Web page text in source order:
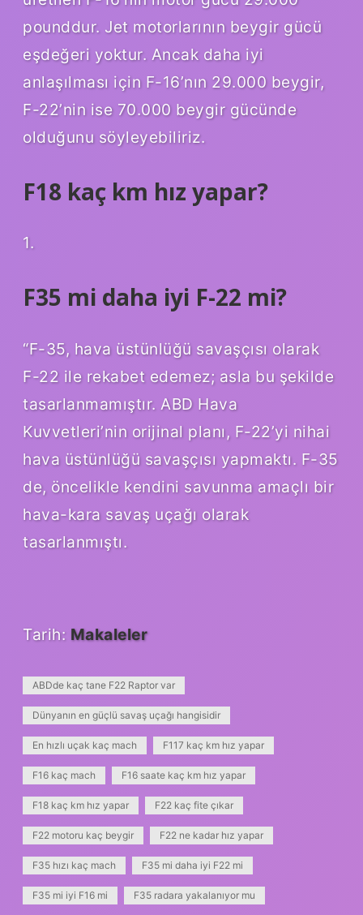
pounddur. Jet motorlarının beygir gücü
eşdeğeri yoktur. Ancak daha iyi
anlaşılması için F-16’nın 29.000 beygir,
F-22’nin ise 70.000 beygir gücünde
olduğunu söyleyebiliriz.
F18 kaç km hız yapar?
1.
F35 mi daha iyi F-22 mi?
“F-35, hava üstünlüğü savaşçısı olarak
F-22 ile rekabet edemez; asla bu şekilde
tasarlanmamıştır. ABD Hava
Kuvvetleri’nin orijinal planı, F-22’yi nihai
hava üstünlüğü savaşçısı yapmaktı. F-35
de, öncelikle kendini savunma amaçlı bir
hava-kara savaş uçağı olarak
tasarlanmıştı.
Tarih: Makaleler
ABDde kaç tane F22 Raptor var
Dünyanın en güçlü savaş uçağı hangisidir
En hızlı uçak kaç mach F117 kaç km hız yapar
F16 kaç mach F16 saate kaç km hız yapar
F18 kaç km hız yapar F22 kaç fite çıkar
F22 motoru kaç beygir F22 ne kadar hız yapar
F35 hızı kaç mach F35 mi daha iyi F22 mi
F35 mi iyi F16 mi F35 radara yakalanıyor mu